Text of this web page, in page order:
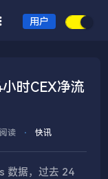
用户
时CEX净流
读 ⋅ 快讯
数据，过去 24